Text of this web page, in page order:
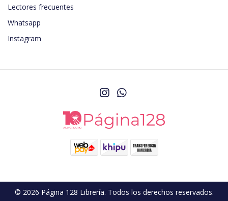
Lectores frecuentes
Whatsapp
Instagram
© 2026 Página 128 Librería. Todos los derechos reservados.